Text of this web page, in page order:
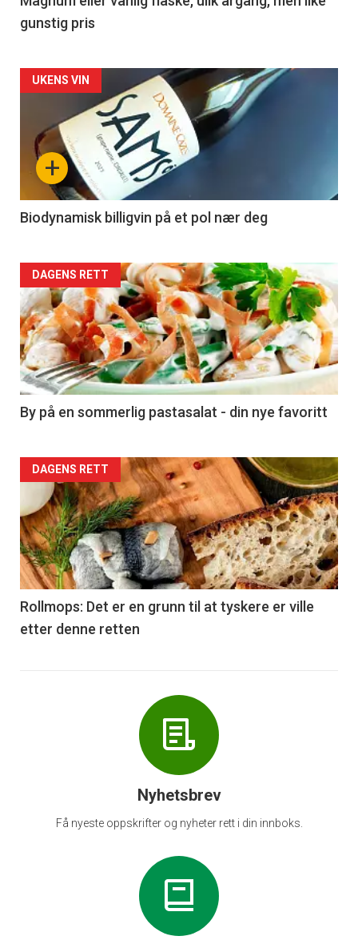
gunstig pris
Forsiden
akkurat
nå
4
+
UKENS VIN
Biodynamisk billigvin på et pol nær deg
Forsiden
akkurat
nå
-
5
DAGENS RETT
By på en sommerlig pastasalat - din nye favoritt
Forsiden
akkurat
nå
-
6
DAGENS RETT
Rollmops: Det er en grunn til at tyskere er ville
etter denne retten
Nyhetsbrev
Få nyeste oppskrifter og nyheter rett i din innboks.